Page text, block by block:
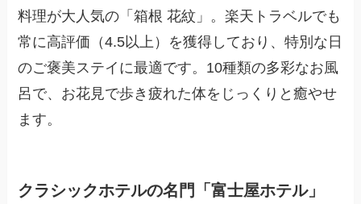
料理が大人気の「箱根 花紋」。楽天トラベルでも
常に高評価（4.5以上）を獲得しており、特別な日
のご褒美ステイに最適です。10種類の多彩なお風
呂で、お花見で歩き疲れた体をじっくりと癒やせ
ます。
クラシックホテルの名門「富士屋ホテル」